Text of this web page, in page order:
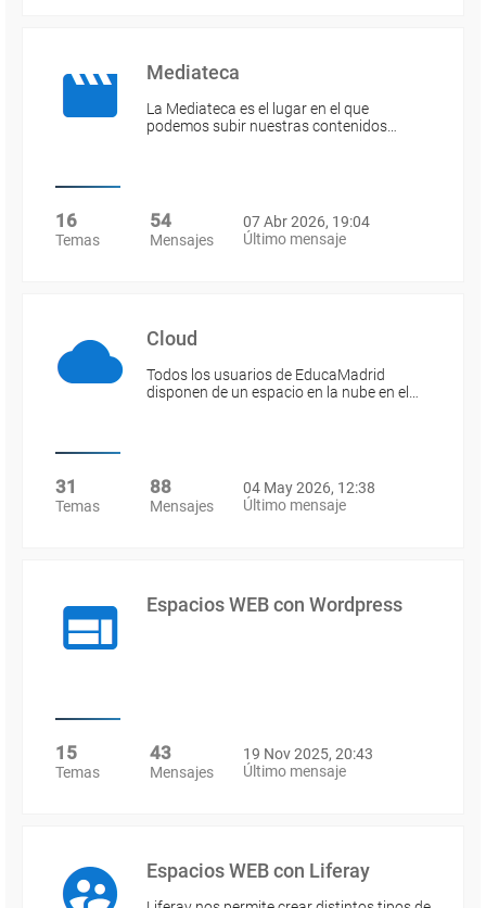
Mediateca
La Mediateca es el lugar en el que
podemos subir nuestras contenidos…
16
Temas
54
Mensajes
07 Abr 2026, 19:04
Último mensaje
Cloud
Todos los usuarios de EducaMadrid
disponen de un espacio en la nube en el…
31
Temas
88
Mensajes
04 May 2026, 12:38
Último mensaje
Espacios WEB con Wordpress
15
Temas
43
Mensajes
19 Nov 2025, 20:43
Último mensaje
Espacios WEB con Liferay